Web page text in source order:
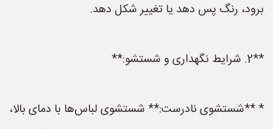
برود، رنگ پس دهد یا تغییر شکل دهد.
**2. شرایط نگهداری و شستشو:**
* **شستشوی نادرست:** شستشوی لباس‌ها با دمای بالا،